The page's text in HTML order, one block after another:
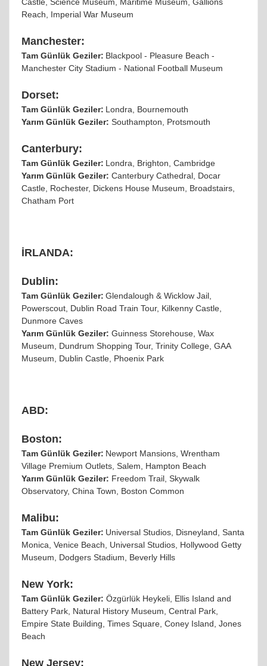
Reach, Imperial War Museum
Manchester:
Tam Günlük Geziler: Blackpool - Pleasure Beach -
Manchester City Stadium - National Football Museum
Dorset:
Tam Günlük Geziler: Londra, Bournemouth
Yarım Günlük Geziler: Southampton, Protsmouth
Canterbury:
Tam Günlük Geziler: Londra, Brighton, Cambridge
Yarım Günlük Geziler: Canterbury Cathedral, Docar
Castle, Rochester, Dickens House Museum, Broadstairs,
Chatham Port
İRLANDA:
Dublin:
Tam Günlük Geziler: Glendalough & Wicklow Jail,
Powerscout, Dublin Road Train Tour, Kilkenny Castle,
Dunmore Caves
Yarım Günlük Geziler: Guinness Storehouse, Wax
Museum, Dundrum Shopping Tour, Trinity College, GAA
Museum, Dublin Castle, Phoenix Park
ABD:
Boston:
Tam Günlük Geziler: Newport Mansions, Wrentham
Village Premium Outlets, Salem, Hampton Beach
Yarım Günlük Geziler: Freedom Trail, Skywalk
Observatory, China Town, Boston Common
Malibu:
Tam Günlük Geziler: Universal Studios, Disneyland, Santa
Monica, Venice Beach, Universal Studios, Hollywood Getty
Museum, Dodgers Stadium, Beverly Hills
New York:
Tam Günlük Geziler: Özgürlük Heykeli, Ellis Island and
Battery Park, Natural History Museum, Central Park,
Empire State Building, Times Square, Coney Island, Jones
Beach
New Jersey: